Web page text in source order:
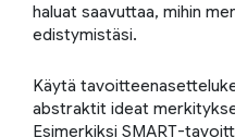
haluat saavuttaa, mihin
edistymistäsi.
Käytä
abstraktit ideat
Esimerkiksi SMART-